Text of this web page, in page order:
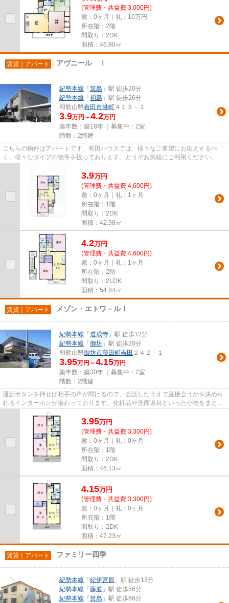
(管理費・共益費 3,000円)
敷：0ヶ月｜礼：10万円
所在階：2階
間取り：2DK
面積：46.80㎡
賃貸｜アパート アヴニール Ⅰ
紀勢本線 「 箕島 」駅 徒歩20分
紀勢本線 「 初島 」駅 徒歩26分
和歌山県有田市港町 ４１３－１
3.9万円～4.2万円
築年数：築18年 ｜募集中： 2室
階数：2階建
こちらの物件はアパートです。有田ハウスでは、様々なご要望にお応えするべ
く、様々なタイプの物件を扱っております。どうぞお気軽にご利用ください。
3.9万円
(管理費・共益費 4,600円)
敷：0ヶ月｜礼：1ヶ月
所在階：1階
間取り：2DK
面積：42.98㎡
4.2万円
(管理費・共益費 4,600円)
敷：0ヶ月｜礼：1ヶ月
所在階：2階
間取り：2LDK
面積：54.84㎡
賃貸｜アパート メゾン・エトワ－ルⅠ
紀勢本線 「 道成寺 」駅 徒歩12分
紀勢本線 「 御坊 」駅 徒歩20分
和歌山県御坊市藤田町吉田 ２４２－１
3.95万円～4.15万円
築年数：築30年 ｜募集中： 2室
階数：2階建
通話ボタンを押せば相手の声が聞けるので、会話したうえで直接会うかを決めら
れるインターホンが備わっております。化粧品や洗面道具といった小物をまとめ
て収納できる独立洗面台があ...
3.95万円
(管理費・共益費 3,300円)
敷：0ヶ月｜礼：0ヶ月
所在階：1階
間取り：2DK
面積：46.13㎡
4.15万円
(管理費・共益費 3,300円)
敷：0ヶ月｜礼：0ヶ月
所在階：1階
間取り：2DK
面積：47.23㎡
賃貸｜アパート ファミリー四季
紀勢本線 「 紀伊宮原 」駅 徒歩13分
紀勢本線 「 藤並 」駅 徒歩56分
紀勢本線 「 箕島 」駅 徒歩66分